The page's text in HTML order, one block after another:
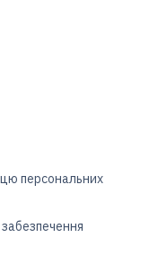
персональних